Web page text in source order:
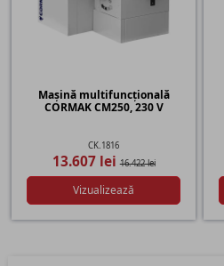
Mașină multifuncțională
CORMAK CM250, 230 V
CK.1816
13.607 lei16.422 lei
Vizualizează